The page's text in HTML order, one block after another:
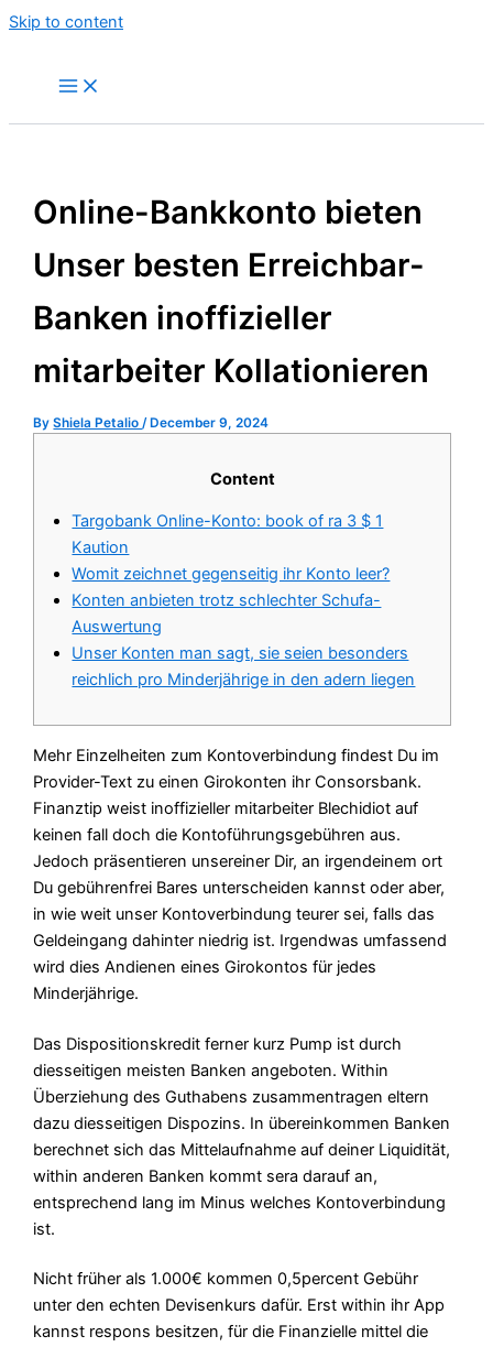
Skip to content
Online-Bankkonto bieten
Unser besten Erreichbar-
Banken inoffizieller
mitarbeiter Kollationieren
ByShiela Petalio/ December 9, 2024
Content
Targobank Online-Konto: book of ra 3 $ 1
Kaution
Womit zeichnet gegenseitig ihr Konto leer?
Konten anbieten trotz schlechter Schufa-
Auswertung
Unser Konten man sagt, sie seien besonders
reichlich pro Minderjährige in den adern liegen
Mehr Einzelheiten zum Kontoverbindung findest Du im
Provider-Text zu einen Girokonten ihr Consorsbank.
Finanztip weist inoffizieller mitarbeiter Blechidiot auf
keinen fall doch die Kon­to­füh­rungs­ge­bühren aus.
Jedoch präsentieren unsereiner Dir, an irgendeinem ort
Du gebührenfrei Bares unterscheiden kannst oder aber,
in wie weit unser Kontoverbindung teurer sei, falls das
Geldeingang dahinter niedrig ist. Irgendwas umfassend
wird dies Andienen eines Girokontos für jedes
Minderjährige.
Das Dispositionskredit ferner kurz Pump ist durch
diesseitigen meisten Banken angeboten. Within
Überziehung des Guthabens zusammentragen eltern
dazu diesseitigen Dispozins. In übereinkommen Banken
berechnet sich das Mittelaufnahme auf deiner Liquidität,
within anderen Banken kommt sera darauf an,
entsprechend lang im Minus welches Kontoverbindung
ist.
Nicht früher als 1.000€ kommen 0,5percent Gebühr
unter den echten Devisenkurs dafür. Erst within ihr App
kannst respons besitzen, für die Finanzielle mittel die